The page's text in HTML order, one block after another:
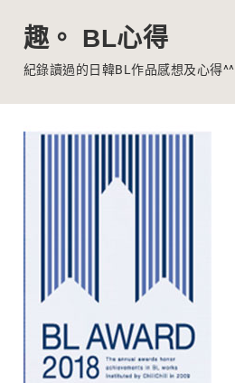
趣。 BL心得
紀錄讀過的日韓BL作品感想及心得^^